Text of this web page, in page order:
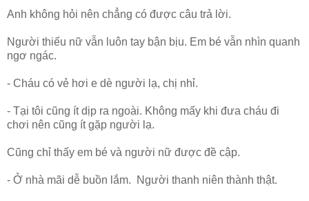
Anh không hỏi nên chẳng có được câu trả lời.
Người thiếu nữ vẫn luôn tay bận bịu. Em bé vẫn nhìn quanh
ngơ ngác.
- Cháu có vẻ hơi e dè người lạ, chị nhỉ.
- Tại tôi cũng ít dịp ra ngoài. Không mấy khi đưa cháu đi
chơi nên cũng ít gặp người lạ.
Cũng chỉ thấy em bé và người nữ được đề cập.
- Ở nhà mãi dễ buồn lắm. Người thanh niên thành thật.